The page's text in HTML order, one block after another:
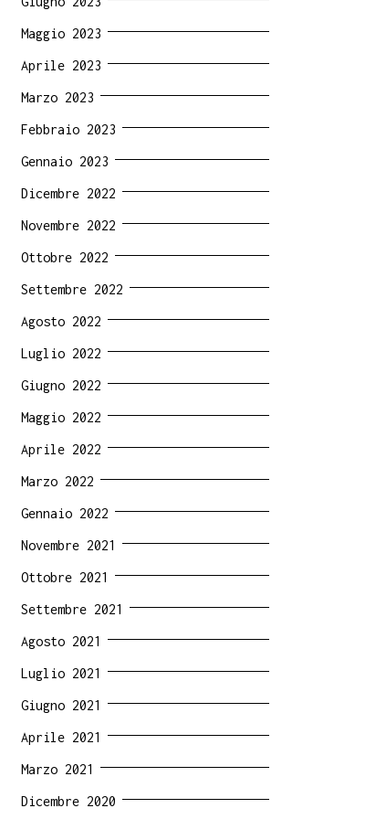
Maggio 2023
Aprile 2023
Marzo 2023
Febbraio 2023
Gennaio 2023
Dicembre 2022
Novembre 2022
Ottobre 2022
Settembre 2022
Agosto 2022
Luglio 2022
Giugno 2022
Maggio 2022
Aprile 2022
Marzo 2022
Gennaio 2022
Novembre 2021
Ottobre 2021
Settembre 2021
Agosto 2021
Luglio 2021
Giugno 2021
Aprile 2021
Marzo 2021
Dicembre 2020